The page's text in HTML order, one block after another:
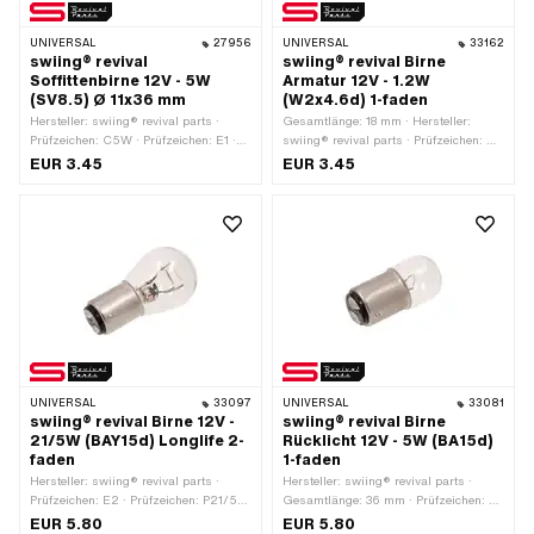
UNIVERSAL 27956
swiing® revival
Soffittenbirne 12V - 5W
(SV8.5) Ø 11x36 mm
Hersteller: swiing® revival parts ·
Prüfzeichen: C5W · Prüfzeichen: E1 ·
Spannung: 12 V · Farbe: weiss ·
EUR 3.45
UNIVERSAL 33162
swiing® revival Birne
Armatur 12V - 1.2W
(W2x4.6d) 1-faden
Gesamtlänge: 18 mm · Hersteller:
swiing® revival parts · Prüfzeichen: W1
/ W2 · Spannung: 12 V · Farbe: weiss
EUR 3.45
UNIVERSAL 33097
swiing® revival Birne 12V -
21/5W (BAY15d) Longlife 2-
faden
Hersteller: swiing® revival parts ·
Prüfzeichen: E2 · Prüfzeichen: P21/5W
· Spannung: 12 V · Farbe: weiss ·
EUR 5.80
UNIVERSAL 33081
swiing® revival Birne
Rücklicht 12V - 5W (BA15d)
1-faden
Hersteller: swiing® revival parts ·
Gesamtlänge: 36 mm · Prüfzeichen: E1
· Spannung: 12 V · Farbe: weiss ·
EUR 5.80